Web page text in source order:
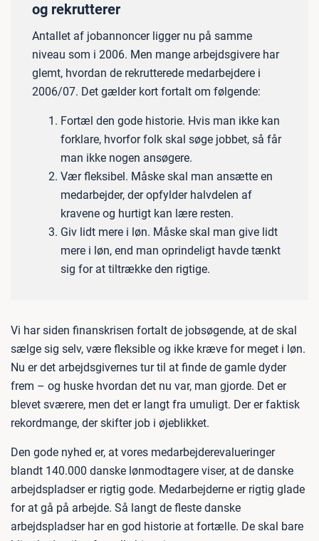
og rekrutterer
Antallet af jobannoncer ligger nu på samme
niveau som i 2006. Men mange arbejdsgivere har
glemt, hvordan de rekrutterede medarbejdere i
2006/07. Det gælder kort fortalt om følgende:
Fortæl den gode historie. Hvis man ikke kan
forklare, hvorfor folk skal søge jobbet, så får
man ikke nogen ansøgere.
Vær fleksibel. Måske skal man ansætte en
medarbejder, der opfylder halvdelen af
kravene og hurtigt kan lære resten.
Giv lidt mere i løn. Måske skal man give lidt
mere i løn, end man oprindeligt havde tænkt
sig for at tiltrække den rigtige.
Vi har siden finanskrisen fortalt de jobsøgende, at de skal
sælge sig selv, være fleksible og ikke kræve for meget i løn.
Nu er det arbejdsgivernes tur til at finde de gamle dyder
frem – og huske hvordan det nu var, man gjorde. Det er
blevet sværere, men det er langt fra umuligt. Der er faktisk
rekordmange, der skifter job i øjeblikket.
Den gode nyhed er, at vores medarbejderevalueringer
blandt 140.000 danske lønmodtagere viser, at de danske
arbejdspladser er rigtig gode. Medarbejderne er rigtig glade
for at gå på arbejde. Så langt de fleste danske
arbejdspladser har en god historie at fortælle. De skal bare